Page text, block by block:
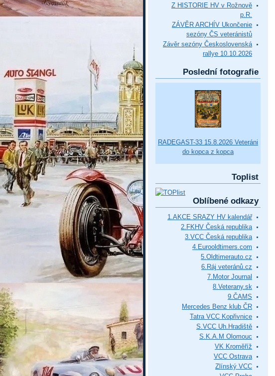
Z HISTORIE HV v Rožnově
p.R.
ZÁVĚR ARCHÍV Ukončenie
sezóny ČS veteránistů
Závěr sezóny Československá
rallye 10.10.2026
Poslední fotografie
RADEGAST-33 15.8.2026 Veteráni
do kopca z kopca
Toplist
Oblíbené odkazy
1.AKCE SRAZY HV kalendář
2.FKHV Česká republika
3.VCC Česká republika
4.Eurooldtimers.com
5.Oldtimerauto.cz
6.Ráj veteránů.cz
7.Motor Journal
8.Veterany.sk
9.ČAMS
Mercedes Benz klub ČR
Tatra VCC Kopřivnice
S.VCC Uh.Hradiště
S.K.A.M Olomouc
VK Kroměříž
VCC Ostrava
Zlínský VCC